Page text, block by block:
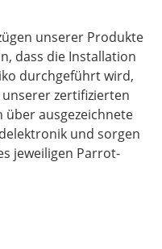
unserer Produkte
dass die Installation
durchgeführt wird,
unserer zertifizierten
über ausgezeichnete
und sorgen
jeweiligen Parrot-